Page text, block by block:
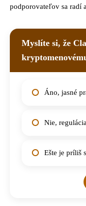
podporovateľov sa radí
Myslíte si, že
Áno, jasné
Nie,
Ešte je príliš